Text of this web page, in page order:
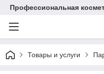
Профессиональная
Товары и услуги